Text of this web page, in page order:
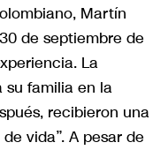
Martín
de septiembre de
La
su familia en la
recibieron una
vida”. A pesar de